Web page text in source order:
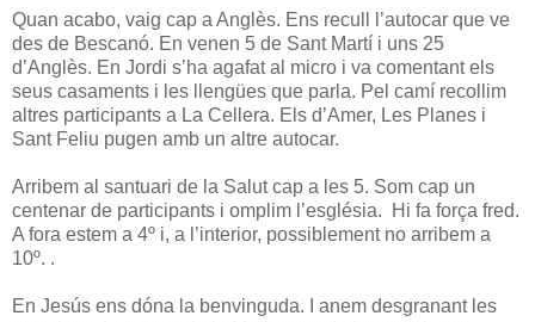
Quan acabo, vaig cap a Anglès. Ens recull l’autocar que ve
des de Bescanó. En venen 5 de Sant Martí i uns 25
d’Anglès. En Jordi s’ha agafat al micro i va comentant els
seus casaments i les llengües que parla. Pel camí recollim
altres participants a La Cellera. Els d’Amer, Les Planes i
Sant Feliu pugen amb un altre autocar.
Arribem al santuari de la Salut cap a les 5. Som cap un
centenar de participants i omplim l’església. Hi fa força fred.
A fora estem a 4º i, a l’interior, possiblement no arribem a
10º. .
En Jesús ens dóna la benvinguda. I anem desgranant les